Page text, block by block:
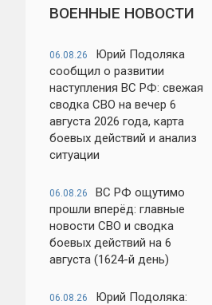
ВОЕННЫЕ НОВОСТИ
06.08.26
Юрий Подоляка
сообщил о развитии
наступления ВС РФ: свежая
сводка СВО на вечер 6
августа 2026 года, карта
боевых действий и анализ
ситуации
06.08.26
ВС РФ ощутимо
прошли вперёд: главные
новости СВО и сводка
боевых действий на 6
августа (1624-й день)
06.08.26
Юрий Подоляка: